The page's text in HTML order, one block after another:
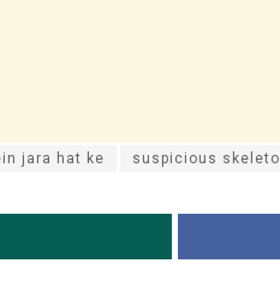
jara hat ke suspicious